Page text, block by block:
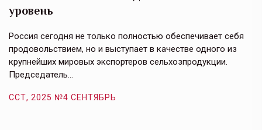
уровень
Россия сегодня не только полностью обеспечивает себя
продовольствием, но и выступает в качестве одного из
крупнейших мировых экспортеров сельхозпродукции.
Председатель…
ССТ, 2025 №4 СЕНТЯБРЬ